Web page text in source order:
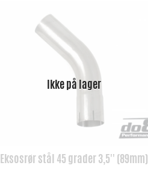
Eksosrør stål 45 grader 3,5'' (89mm)